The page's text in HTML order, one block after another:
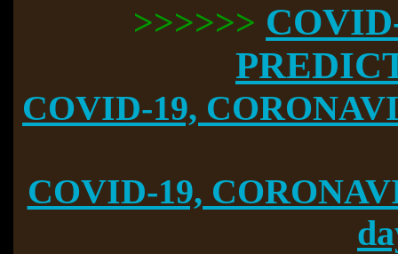
>>>>>>
COVID-19,
COVID-19,